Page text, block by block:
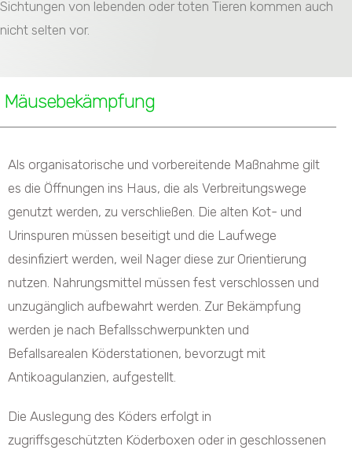
Sichtungen von lebenden oder toten Tieren kommen auch
nicht selten vor.
Mäusebekämpfung
Als organisatorische und vorbereitende Maßnahme gilt
es die Öffnungen ins Haus, die als Verbreitungswege
genutzt werden, zu verschließen. Die alten Kot- und
Urinspuren müssen beseitigt und die Laufwege
desinfiziert werden, weil Nager diese zur Orientierung
nutzen. Nahrungsmittel müssen fest verschlossen und
unzugänglich aufbewahrt werden. Zur Bekämpfung
werden je nach Befallsschwerpunkten und
Befallsarealen Köderstationen, bevorzugt mit
Antikoagulanzien, aufgestellt.
Die Auslegung des Köders erfolgt in
zugriffsgeschützten Köderboxen oder in geschlossenen